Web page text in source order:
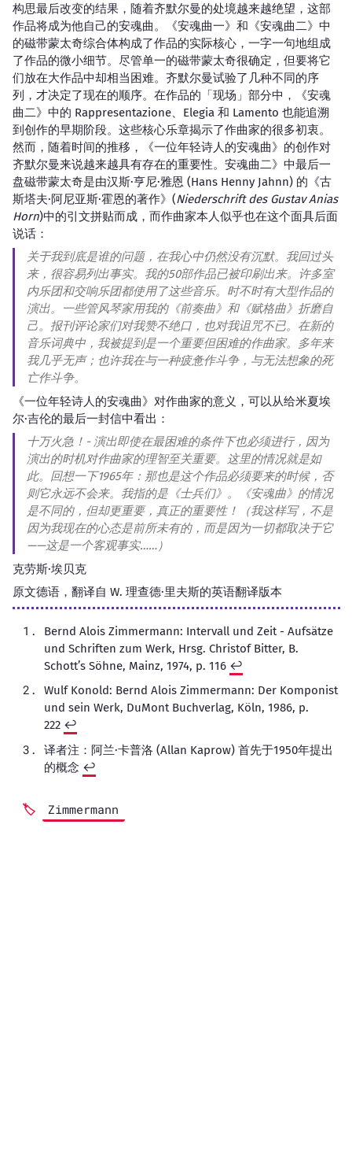
构思最后改变的结果，随着齐默尔曼的处境越来越绝望，这部
作品将成为他自己的安魂曲。《安魂曲一》和《安魂曲二》中
的磁带蒙太奇综合体构成了作品的实际核心，一字一句地组成
了作品的微小细节。尽管单一的磁带蒙太奇很确定，但要将它
们放在大作品中却相当困难。齐默尔曼试验了几种不同的序
列，才决定了现在的顺序。在作品的「现场」部分中，《安魂
曲二》中的 Rappresentazione、Elegia 和 Lamento 也能追溯
到创作的早期阶段。这些核心乐章揭示了作曲家的很多初衷。
然而，随着时间的推移，《一位年轻诗人的安魂曲》的创作对
齐默尔曼来说越来越具有存在的重要性。安魂曲二》中最后一
盘磁带蒙太奇是由汉斯·亨尼·雅恩 (Hans Henny Jahnn) 的《古
斯塔夫·阿尼亚斯·霍恩的著作》(Niederschrift des Gustav Anias
Horn)中的引文拼贴而成，而作曲家本人似乎也在这个面具后面
说话：
关于我到底是谁的问题，在我心中仍然没有沉默。我回过头
来，很容易列出事实。我的50部作品已被印刷出来。许多室
内乐团和交响乐团都使用了这些音乐。时不时有大型作品的
演出。一些管风琴家用我的《前奏曲》和《赋格曲》折磨自
己。报刊评论家们对我赞不绝口，也对我诅咒不已。在新的
音乐词典中，我被提到是一个重要但困难的作曲家。多年来
我几乎无声；也许我在与一种疲惫作斗争，与无法想象的死
亡作斗争。
《一位年轻诗人的安魂曲》对作曲家的意义，可以从给米夏埃
尔·吉伦的最后一封信中看出：
十万火急！- 演出即使在最困难的条件下也必须进行，因为
演出的时机对作曲家的理智至关重要。这里的情况就是如
此。回想一下1965年：那也是这个作品必须要来的时候，否
则它永远不会来。我指的是《士兵们》。《安魂曲》的情况
是不同的，但却更重要，真正的重要性！（我这样写，不是
因为我现在的心态是前所未有的，而是因为一切都取决于它
——这是一个客观事实……）
克劳斯·埃贝克
原文德语，翻译自 W. 理查德·里夫斯的英语翻译版本
Bernd Alois Zimmermann: Intervall und Zeit - Aufsätze
und Schriften zum Werk, Hrsg. Christof Bitter, B.
Schott’s Söhne, Mainz, 1974, p. 116 ↩︎
Wulf Konold: Bernd Alois Zimmermann: Der Komponist
und sein Werk, DuMont Buchverlag, Köln, 1986, p.
222 ↩︎
译者注：阿兰·卡普洛 (Allan Kaprow) 首先于1950年提出
的概念 ↩︎
Zimmermann